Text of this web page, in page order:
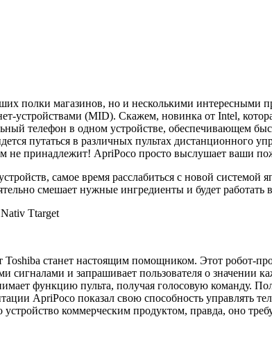
полки магазинов, но и несколькими интересными
(MID). Скажем, новинка от Intel,
телефон в одном устройстве, обеспечивающем
путаться в различных пультах дистанционного
не принадлежит! ApriPoco просто выслушает ваши
самое время расслабиться с новой системой
смешает нужные ингредиенты и будет
Nativ Ttarget
Toshiba станет настоящим помощником. Этот робот-
сигналами и запрашивает пользователя о значении
функцию пульта, получая голосовую команду.
ApriPoco показал свою способность управлять
коммерческим продуктом, правда, оно